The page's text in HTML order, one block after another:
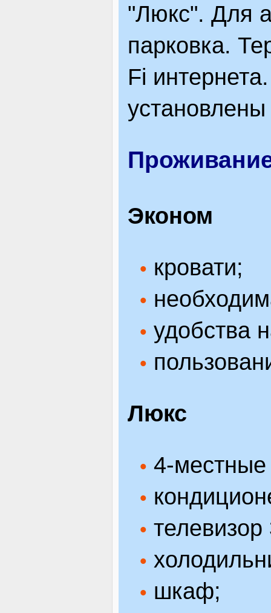
"Люкс". Для
парковка.
Fi
Эконом
• кровати;
•
• удобства
•
Люкс
• 4-
•
• телевизор
•
• шкаф;